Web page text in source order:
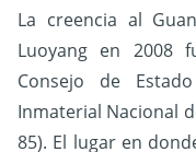
La creencia al
Luoyang en 2008
Consejo de
Inmaterial Nacional
85). El lugar en